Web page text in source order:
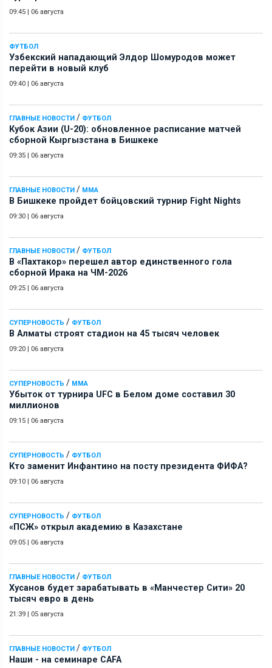
09:45 | 06 августа
ФУТБОЛ
Узбекский нападающий Элдор Шомуродов может
перейти в новый клуб
09:40 | 06 августа
ГЛАВНЫЕ НОВОСТИ / ФУТБОЛ
Кубок Азии (U-20): обновленное расписание матчей
сборной Кыргызстана в Бишкеке
09:35 | 06 августа
ГЛАВНЫЕ НОВОСТИ / ММА
В Бишкеке пройдет бойцовский турнир Fight Nights
09:30 | 06 августа
ГЛАВНЫЕ НОВОСТИ / ФУТБОЛ
В «Пахтакор» перешел автор единственного гола
сборной Ирака на ЧМ-2026
09:25 | 06 августа
СУПЕРНОВОСТЬ / ФУТБОЛ
В Алматы строят стадион на 45 тысяч человек
09:20 | 06 августа
СУПЕРНОВОСТЬ / ММА
Убыток от турнира UFC в Белом доме составил 30
миллионов
09:15 | 06 августа
СУПЕРНОВОСТЬ / ФУТБОЛ
Кто заменит Инфантино на посту президента ФИФА?
09:10 | 06 августа
СУПЕРНОВОСТЬ / ФУТБОЛ
«ПСЖ» открыл академию в Казахстане
09:05 | 06 августа
ГЛАВНЫЕ НОВОСТИ / ФУТБОЛ
Хусанов будет зарабатывать в «Манчестер Сити» 20
тысяч евро в день
21:39 | 05 августа
ГЛАВНЫЕ НОВОСТИ / ФУТБОЛ
Наши - на семинаре СAFA